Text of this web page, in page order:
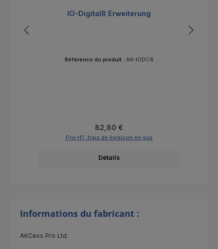
IO-Digital8 Erweiterung
Référence du produit : AK-IODC8
Prix régulier :
82,80 €
Prix HT, frais de livraison en sus
Détails
Informations du fabricant :
AKCess Pro Ltd.